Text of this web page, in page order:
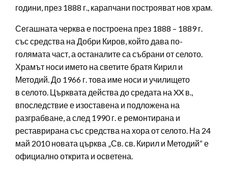
години, през 1888 г., карапчани построяват нов храм.
Сегашната черква е построена през 1888 – 1889 г.
със средства на Добри Киров, който дава по-
голямата част, а останалите са събрани от селото.
Храмът носи името на светите братя Кирил и
Методий. До 1966 г. това име носи и училището
в селото. Църквата действа до средата на XX в.,
впоследствие е изоставена и подложена на
разграбване, а след 1990 г. е ремонтирана и
реставрирана със средства на хора от селото. На 24
май 2010 новата църква „Св. св. Кирил и Методий“ е
официално открита и осветена.